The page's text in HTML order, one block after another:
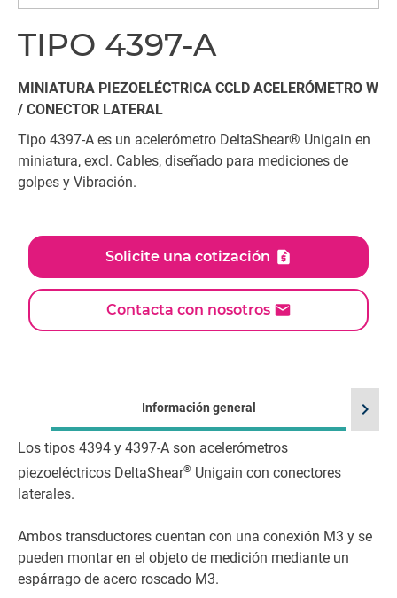
TIPO 4397-A
MINIATURA PIEZOELÉCTRICA CCLD ACELERÓMETRO W
/ CONECTOR LATERAL
Tipo 4397-A es un acelerómetro DeltaShear® Unigain en
miniatura, excl. Cables, diseñado para mediciones de
golpes y Vibración.
Solicite una cotización
Contacta con nosotros
Información general
Los tipos 4394 y 4397-A son acelerómetros
piezoeléctricos DeltaShear® Unigain con conectores
laterales.
Ambos transductores cuentan con una conexión M3 y se
pueden montar en el objeto de medición mediante un
espárrago de acero roscado M3.
chevron_right